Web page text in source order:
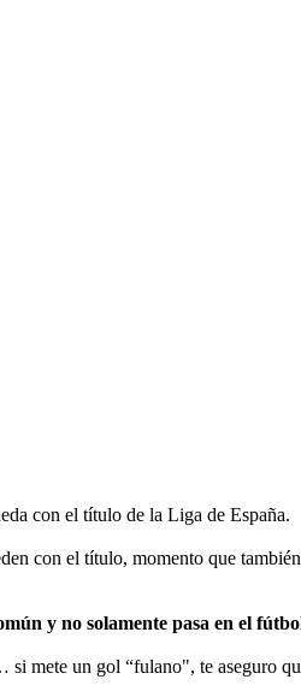
con el título de la Liga de España.
con el título, momento que
y no solamente pasa en el
mete un gol “fulano", te aseguro